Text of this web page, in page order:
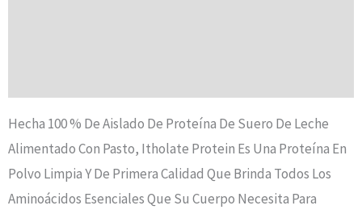
Hecha 100 % De Aislado De Proteína De Suero De Leche
Alimentado Con Pasto, Itholate Protein Es Una Proteína En
Polvo Limpia Y De Primera Calidad Que Brinda Todos Los
Aminoácidos Esenciales Que Su Cuerpo Necesita Para